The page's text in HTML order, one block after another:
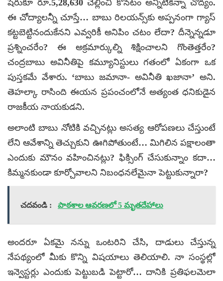
షేరుకూ రూ.5,28,630 చెల్లించి కొనటం అన్నిటికన్నా చోద్యం.
ఈ చోద్యాలన్నీ చూస్తే… బాబు రిలయన్స్‌కు అప్పనంగా గ్యాస్
కట్టబెట్టినందుకేనని ఎవ్వరికీ అనిపిం చటం లేదా? దీన్నెన్నడూ
ప్రశ్నించరేం? ఈ అక్రమార్కుల్ని శిక్షించాలని గొంతెత్తరేం?
చంద్రబాబు అవినీతిపై కమ్యూనిస్టులు గతంలో ఏకంగా ఒక
పుస్తకమే వేశారు. ‘బాబు జమానా- అవినీతి ఖజానా’ అని.
తెహల్కా రాసింది ఈయన ప్రపంచంలోనే అత్యంత ధనికుడైన
రాజకీయ నాయకుడని.
అలాంటి బాబు నోటికి వచ్చినట్లు అసత్య ఆరోపణలు చేస్తుంటే
లేని ఆవేశాన్ని తెచ్చుకుని ఊగిపోతుంటే… మిగిలిన పక్షాలంతా
ఎందుకు మౌనం వహించినట్లు? ఫిక్సింగ్ చేసుకున్నాం కదా…
కిమ్మనకుండా కూర్చోవాలని నిబంధనలేమైనా పెట్టుకున్నారా?
చదవండి : పాఠశాల ఆవరణలో 5 మృతదేహాలు
అందరూ ఏకమై నన్ను ఒంటరిని చేసి, దాడులు చేస్తున్న
నేపథ్యంలో మీకు కొన్ని విషయాలు తెలియాలి. నా సంస్థల్లో
ఇన్వెస్టర్లు ఎందుకు పెట్టుబడి పెట్టారో… దానికి ప్రతిఫలమెలా